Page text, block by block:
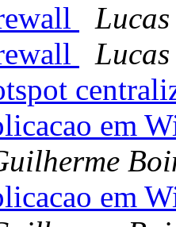
em
em